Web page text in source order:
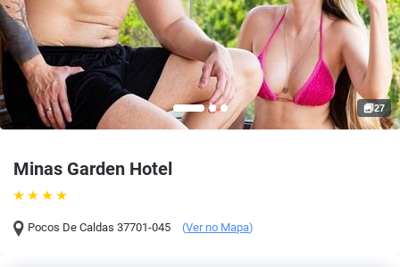
Minas Garden Hotel
Pocos De Caldas 37701-045 (Ver no Mapa)
27